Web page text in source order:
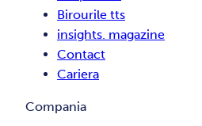
Birourile tts
insights. magazine
Contact
Cariera
Compania